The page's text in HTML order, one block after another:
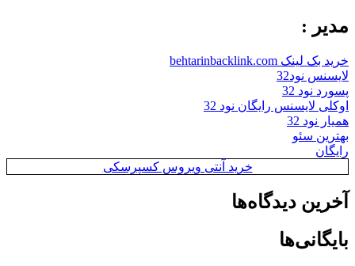
مدیر :
خرید بک لینک behtarinbacklink.com
لایسنس نود32
پسورد نود 32
اوکلی لایسنس رایگان نود 32
همیار نود 32
بهترین سئو
رایگان
خرید آنتی ویروس کسپرسکی
آخرین دیدگاه‌ها
بایگانی‌ها